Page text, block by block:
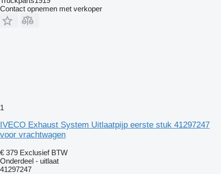
Contact opnemen met verkoper
1
IVECO Exhaust System Uitlaatpijp eerste stuk 41297247
voor vrachtwagen
€ 379 Exclusief BTW
Onderdeel - uitlaat
41297247